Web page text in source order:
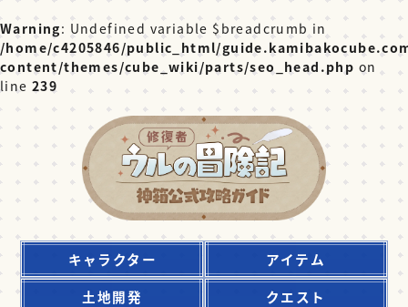
Warning: Undefined variable $breadcrumb in
/home/c4205846/public_html/
content/themes/cube_wiki/parts/seo_head.php on
line 239
キャラクター
アイテム
土地開発
クエスト